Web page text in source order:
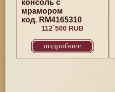
консоль с
мрамором
код. RM4165310
112`500 RUB
подробнее